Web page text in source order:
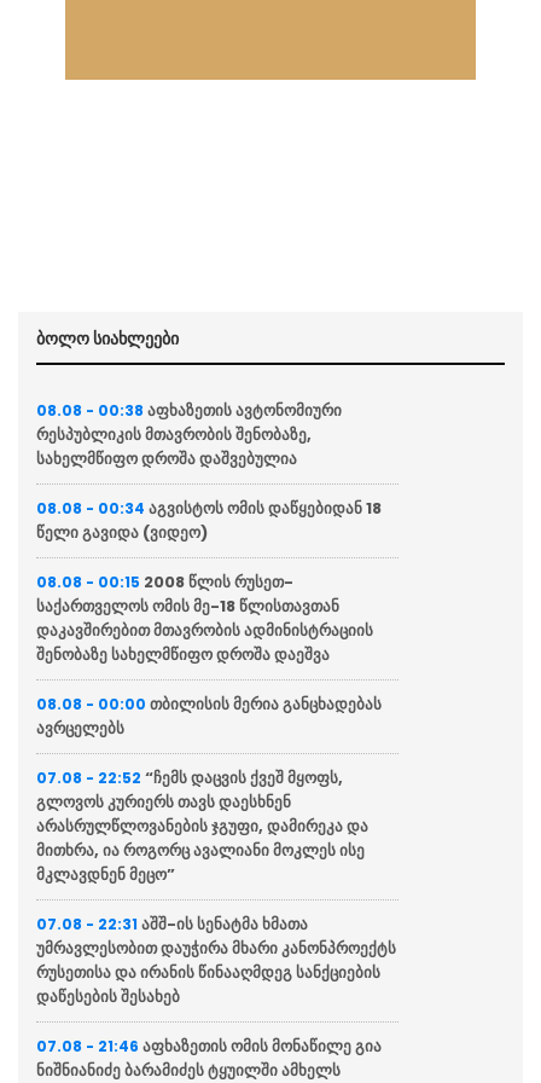
ბოლო სიახლეები
08.08 - 00:38 აფხაზეთის ავტონომიური
რესპუბლიკის მთავრობის შენობაზე,
სახელმწიფო დროშა დაშვებულია
08.08 - 00:34 აგვისტოს ომის დაწყებიდან 18
წელი გავიდა (ვიდეო)
08.08 - 00:15 2008 წლის რუსეთ-
საქართველოს ომის მე-18 წლისთავთან
დაკავშირებით მთავრობის ადმინისტრაციის
შენობაზე სახელმწიფო დროშა დაეშვა
08.08 - 00:00 თბილისის მერია განცხადებას
ავრცელებს
07.08 - 22:52 “ჩემს დაცვის ქვეშ მყოფს,
გლოვოს კურიერს თავს დაესხნენ
არასრულწლოვანების ჯგუფი, დამირეკა და
მითხრა, ია როგორც ავალიანი მოკლეს ისე
მკლავდნენ მეცო”
07.08 - 22:31 აშშ-ის სენატმა ხმათა
უმრავლესობით დაუჭირა მხარი კანონპროექტს
რუსეთისა და ირანის წინააღმდეგ სანქციების
დაწესების შესახებ
07.08 - 21:46 აფხაზეთის ომის მონაწილე გია
ნიშნიანიძე ბარამიძეს ტყუილში ამხელს